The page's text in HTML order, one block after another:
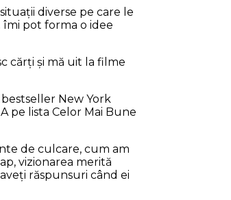
diverse pe care le
pot forma o idee
cărţi şi mă uit la filme
New York
pe lista Celor Mai Bune
de culcare, cum am
vizionarea merită
răspunsuri când ei